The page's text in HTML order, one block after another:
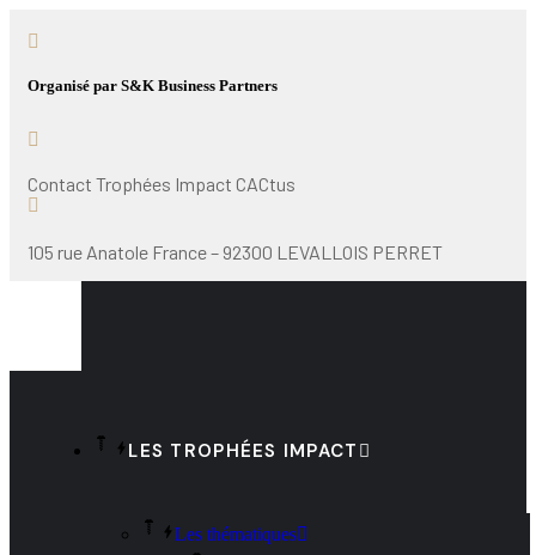
Organisé par S&K Business Partners
Contact Trophées Impact CACtus
105 rue Anatole France – 92300 LEVALLOIS PERRET
LES TROPHÉES IMPACT
Les thématiques